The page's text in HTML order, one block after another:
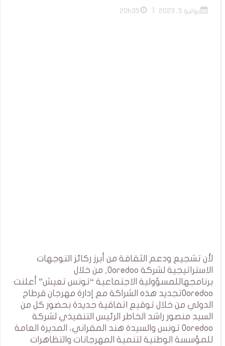
يوليو 5, 2023 20h35
لأن تشجيع ودعم الثقافة من أبرز ركائز التوجهات
الاستراتيجية لشركة Ooredoo, من خلال
برنامجهاللمسؤولية الاجتماعية “تونس تعيش” أعلنت
Ooredooتجديد هذه الشراكة مع إدارة مهرجان قرطاج
الدولي من خلال توقيع اتفاقية جديدة بحضور كل من
السيد منصور راشد الخاطر الرئيس التنفيذي لشركة
Ooredoo تونس والسيدة هند المقراني، المديرة العامة
للمؤسسة الوطنية لتنمية المهرجانات والتظاهرات